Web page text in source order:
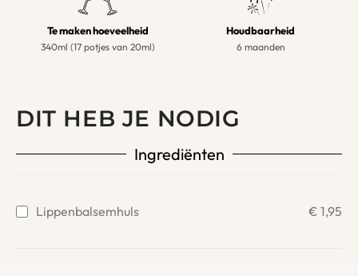
Te maken hoeveelheid
340ml (17 potjes van 20ml)
Houdbaarheid
6 maanden
DIT HEB JE NODIG
Ingrediënten
Lippenbalsemhuls € 1,95